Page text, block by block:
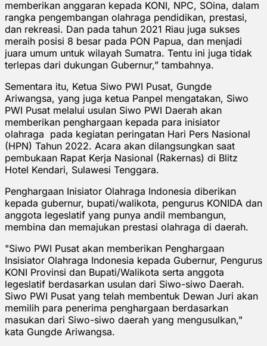
memberikan anggaran kepada KONI, NPC, SOina, dalam
rangka pengembangan olahraga pendidikan, prestasi,
dan rekreasi. Dan pada tahun 2021 Riau juga sukses
meraih posisi 8 besar pada PON Papua, dan menjadi
juara umum untuk wilayah Sumatra. Tentu ini juga tidak
terlepas dari dukungan Gubernur,” tambahnya.
Sementara itu, Ketua Siwo PWI Pusat, Gungde
Ariwangsa, yang juga ketua Panpel mengatakan, Siwo
PWI Pusat melalui usulan Siwo PWI Daerah akan
memberikan penghargaan kepada para inisiator
olahraga pada kegiatan peringatan Hari Pers Nasional
(HPN) Tahun 2022. Acara akan dilangsungkan saat
pembukaan Rapat Kerja Nasional (Rakernas) di Blitz
Hotel Kendari, Sulawesi Tenggara.
Penghargaan Inisiator Olahraga Indonesia diberikan
kepada gubernur, bupati/walikota, pengurus KONIDA dan
anggota legeslatif yang punya andil membangun,
membina dan memajukan prestasi olahraga di daerah.
"Siwo PWI Pusat akan memberikan Penghargaan
Insisiator Olahraga Indonesia kepada Gubernur, Pengurus
KONI Provinsi dan Bupati/Walikota serta anggota
legeslatif berdasarkan usulan dari Siwo-siwo Daerah.
Siwo PWI Pusat yang telah membentuk Dewan Juri akan
memilih para penerima penghargaan berdasarkan
masukan dari Siwo-siwo daerah yang mengusulkan,"
kata Gungde Ariwangsa.